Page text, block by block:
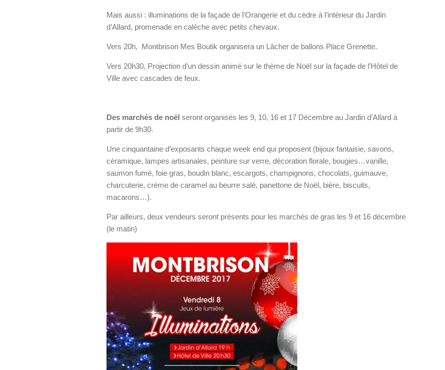
Mais aussi : illuminations de la façade de l’Orangerie et du cèdre à l’intérieur du Jardin
d’Allard, promenade en calèche avec petits chevaux.
Vers 20h, Montbrison Mes Boutik organisera un Lâcher de ballons Place Grenette.
Vers 20h30, Projection d’un dessin animé sur le thème de Noël sur la façade de l’Hôtel de
Ville avec cascades de feux.
Des marchés de noël seront organisés les 9, 10, 16 et 17 Décembre au Jardin d’Allard à
partir de 9h30.
Une cinquantaine d’exposants chaque week end qui proposent (bijoux fantaisie, savons,
céramique, lampes artisanales, peinture sur verre, décoration florale, bougies…vanille,
saumon fumé, foie gras, boudin blanc, escargots, champignons, chocolats, guimauve,
charcuterie, crème de caramel au beurre salé, panettone de Noël, bière, biscuits,
macarons…).
Par ailleurs, deux vendeurs seront présents pour les marchés de gras les 9 et 16 décembre
(le matin)